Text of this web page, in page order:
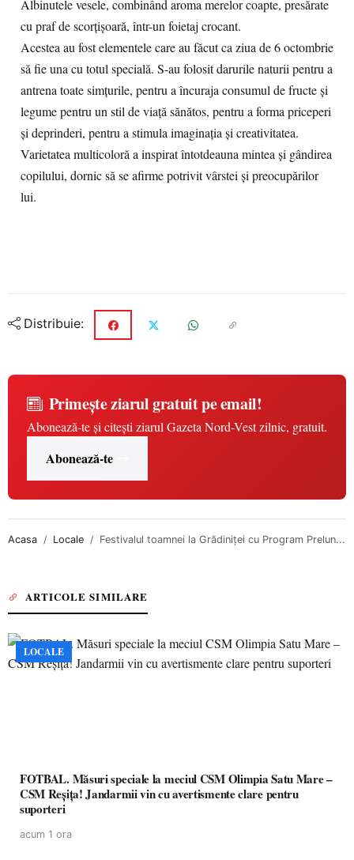
Albinutele vesele, combinând aroma merelor coapte, presărate
cu praf de scorțișoară, într-un foietaj crocant.
Acestea au fost elementele care au făcut ca ziua de 6 octombrie
să fie una cu totul specială. S-au folosit darurile naturii pentru a
antrena toate simțurile, pentru a încuraja consumul de fructe și
legume pentru un stil de viață sănătos, pentru a forma priceperi
și deprinderi, pentru a stimula imaginația și creativitatea.
Varietatea multicoloră a inspirat întotdeauna mintea și gândirea
copilului, dornic să se afirme potrivit vârstei și preocupărilor
lui.
Distribuie:
Primește ziarul gratuit pe email!
Abonează-te și citești ziarul Gazeta Nord-Vest zilnic, gratuit.
Abonează-te
Acasa Locale Festivalul toamnei la Grădiniței cu Program Prelun...
ARTICOLE SIMILARE
LOCALE
FOTBAL. Măsuri speciale la meciul CSM Olimpia Satu Mare –
CSM Reșița! Jandarmii vin cu avertismente clare pentru
suporteri
acum 1 ora